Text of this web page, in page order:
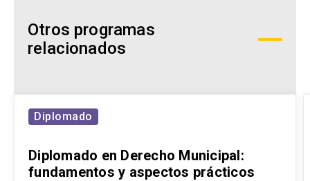
Otros programas
relacionados
Diplomado
Diplomado en Derecho Municipal:
fundamentos y aspectos prácticos